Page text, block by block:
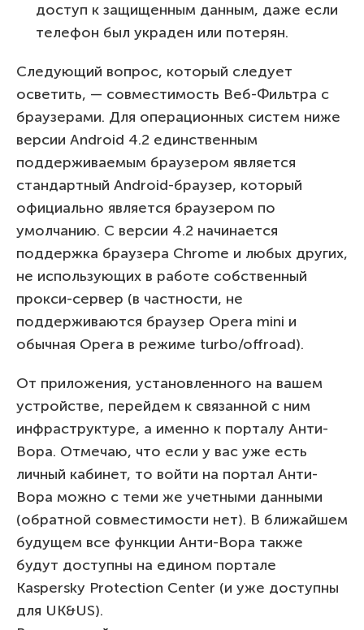
доступ к защищенным данным, даже если
телефон был украден или потерян.
Следующий вопрос, который следует
осветить, — совместимость Веб-Фильтра с
браузерами. Для операционных систем ниже
версии Android 4.2 единственным
поддерживаемым браузером является
стандартный Android-браузер, который
официально является браузером по
умолчанию. С версии 4.2 начинается
поддержка браузера Chrome и любых других,
не использующих в работе собственный
прокси-сервер (в частности, не
поддерживаются браузер Opera mini и
обычная Opera в режиме turbo/offroad).
От приложения, установленного на вашем
устройстве, перейдем к связанной с ним
инфраструктуре, а именно к порталу Анти-
Вора. Отмечаю, что если у вас уже есть
личный кабинет, то войти на портал Анти-
Вора можно с теми же учетными данными
(обратной совместимости нет). В ближайшем
будущем все функции Анти-Вора также
будут доступны на едином портале
Kaspersky Protection Center (и уже доступны
для UK&US).